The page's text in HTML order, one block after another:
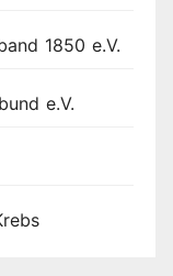
1850 e.V.
e.V.